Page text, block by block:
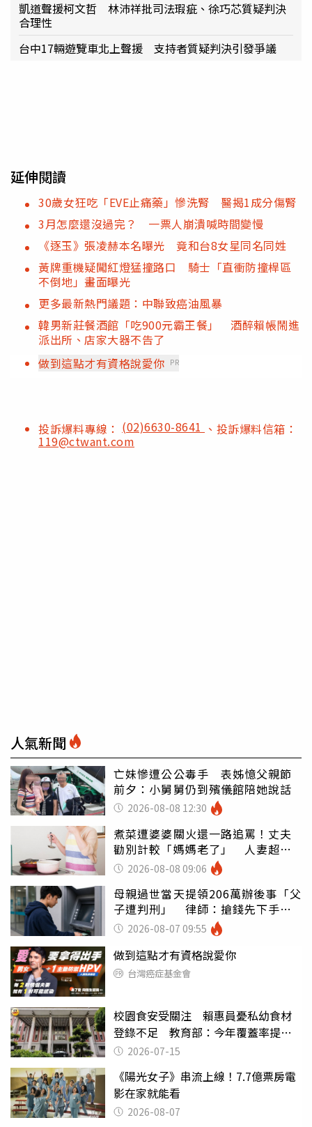
凱道聲援柯文哲 林沛祥批司法瑕疵、徐巧芯質疑判決
合理性
台中17輛遊覽車北上聲援 支持者質疑判決引發爭議
延伸閱讀
30歲女狂吃「EVE止痛藥」慘洗腎 醫揭1成分傷腎
3月怎麼還沒過完？ 一票人崩潰喊時間變慢
《逐玉》張凌赫本名曝光 竟和台8女星同名同姓
黃牌重機疑闖紅燈猛撞路口 騎士「直衝防撞桿區
不倒地」畫面曝光
更多最新熱門議題：中聯致癌油風暴
韓男新莊餐酒館「吃900元霸王餐」 酒醉賴帳鬧進
派出所、店家大器不告了
做到這點才有資格說愛你 PR
投訴爆料專線： (02)6630-8641 、投訴爆料信箱：
119@ctwant.com
人氣新聞
亡妹慘遭公公毒手 表姊憶父親節
前夕：小舅舅仍到殯儀館陪她說話
2026-08-08 12:30
煮菜遭婆婆關火還一路追罵！丈夫
勸別計較「媽媽老了」 人妻超崩
潰：我像台傭
2026-08-08 09:06
母親過世當天提領206萬辦後事「父
子遭判刑」 律師：搶錢先下手是
罪 2026-08-07 09:55
做到這點才有資格說愛你
台灣癌症基金會
校園食安受關注 賴惠員憂私幼食材
登錄不足 教育部：今年覆蓋率提升
至65％
2026-07-15
《陽光女子》串流上線！7.7億票房電
影在家就能看
2026-08-07